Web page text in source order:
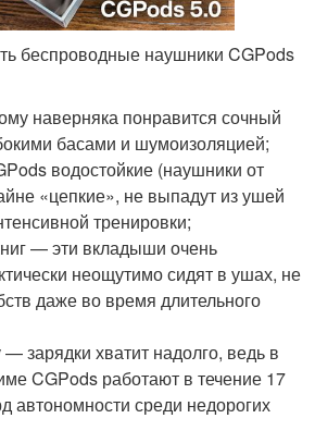
беспроводные наушники CGPods
наверняка понравится сочный
басами и шумоизоляцией;
водостойкие (наушники от
«цепкие», не выпадут из ушей
тренировки;
— эти вкладыши очень
неощутимо сидят в ушах, не
даже во время длительного
зарядки хватит надолго, ведь в
CGPods работают в течение 17
автономности среди недорогих